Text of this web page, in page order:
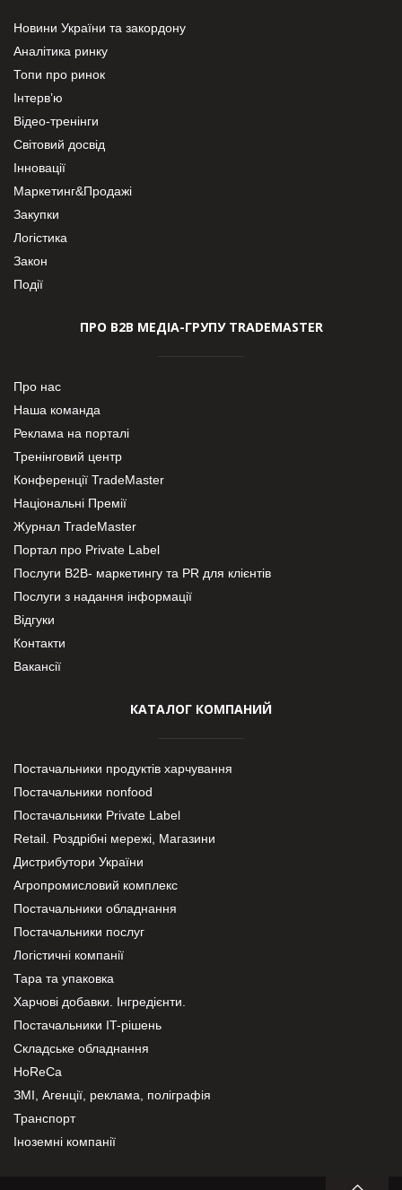
Новини України та закордону
Аналітика ринку
Топи про ринок
Інтерв’ю
Відео-тренінги
Світовий досвід
Інновації
Маркетинг&Продажі
Закупки
Логістика
Закон
Події
ПРО В2В МЕДІА-ГРУПУ TRADEMASTER
Про нас
Наша команда
Реклама на порталі
Тренінговий центр
Конференції TradeMaster
Національні Премії
Журнал TradeMaster
Портал про Private Label
Послуги В2В- маркетингу та PR для клієнтів
Послуги з надання інформації
Відгуки
Контакти
Вакансії
КАТАЛОГ КОМПАНИЙ
Постачальники продуктів харчування
Постачальники nonfood
Постачальники Private Label
Retail. Роздрібні мережі, Магазини
Дистрибутори України
Агропромисловий комплекс
Постачальники обладнання
Постачальники послуг
Логістичні компанії
Тара та упаковка
Харчові добавки. Інгредієнти.
Постачальники IT-рішень
Складське обладнання
HoReCa
ЗМІ, Агенції, реклама, поліграфія
Транспорт
Іноземні компанії